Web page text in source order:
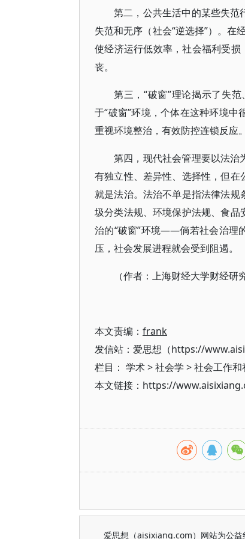
第二，公共生活中的某些失范
失范和无序（社会“逆选择”）。在
使经济运行低效率，社会福利受
丧。
第三，“破窗”理论揭示了失
于“破窗”环境，个体在这种环境
重视环境整治，有效防控连锁反应。
第四，现代社会管理要以法治
有独立性、差异性、选择性，但
就是法治。法治不单是指法律法
圾分类法规、环境保护法规、食
治的“破窗”环境——倘若社会治理
压，社会发展进程就会受到阻遏。
（作者：上海财经大学财经研
本文责编： frank
发信站：爱思想（https://
栏目： 学术>社会学 >社会工作和
本文链接：https://
爱思想（aisixiang.com）网站为公益